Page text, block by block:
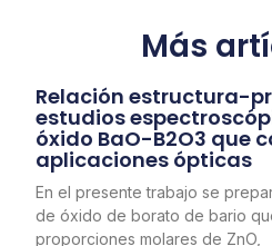
Más
Relación estructura-
estudios
óxido BaO-B2O3 que
aplicaciones ópticas
En el presente trabajo se
de óxido de borato de bario
proporciones molares de ZnO,